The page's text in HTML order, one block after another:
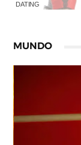
DATING
MUNDO